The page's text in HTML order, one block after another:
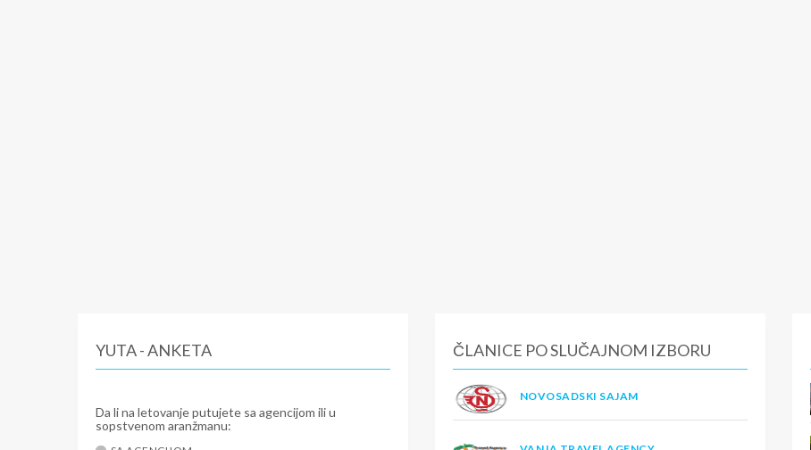
YUTA - ANKETA
Da li na letovanje putujete sa agencijom ili u
sopstvenom aranžmanu:
ČLANICE PO SLUČAJNOM IZBORU
NOVOSADSKI SAJAM